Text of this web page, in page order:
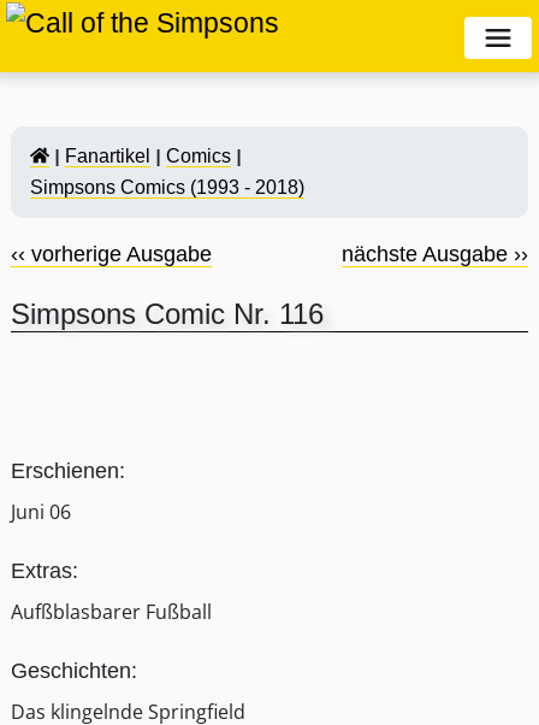
Fanartikel
Comics
Simpsons Comics (1993 - 2018)
‹‹ vorherige Ausgabe nächste Ausgabe ››
Simpsons Comic Nr. 116
Erschienen:
Juni 06
Extras:
Aufßblasbarer Fußball
Geschichten:
Das klingelnde Springfield